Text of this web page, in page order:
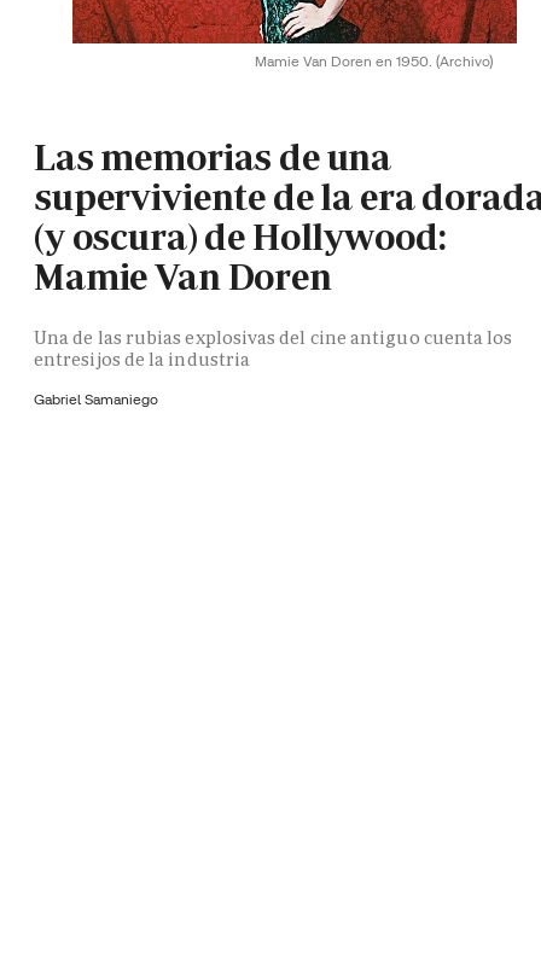
Mamie Van Doren en 1950. (Archivo)
Las memorias de una
superviviente de la era
(y oscura) de Hollywood:
Mamie Van Doren
Una de las rubias explosivas del cine antiguo cuenta los
entresijos de la industria
Gabriel Samaniego